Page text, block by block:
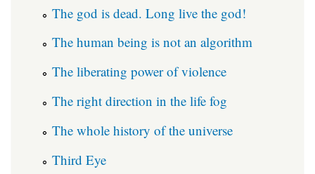
The god is dead. Long live the god!
The human being is not an algorithm
The liberating power of violence
The right direction in the life fog
The whole history of the universe
Third Eye